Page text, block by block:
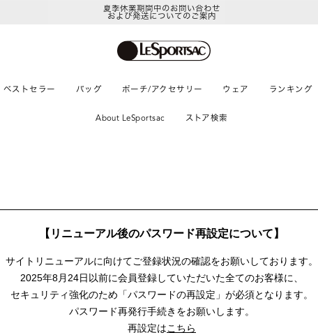
夏季休業期間中のお問い合わせ
および発送についてのご案内
ベストセラー バッグ ポーチ/アクセサリー ウェア ランキング
About LeSportsac ストア検索
【リニューアル後のパスワード再設定について】
サイトリニューアルに向けてご登録状況の確認をお願いしております。
2025年8月24日以前に会員登録していただいた全てのお客様に、
セキュリティ強化のため「パスワードの再設定」が必須となります。
パスワード再発行手続きをお願いします。
再設定はこちら